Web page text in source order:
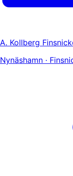
A. Kollberg
Nynäshamn ·